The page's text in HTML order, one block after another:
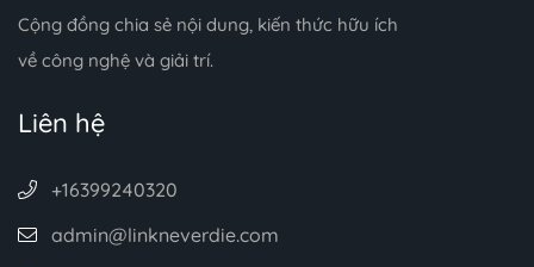
Cộng đồng chia sẻ nội dung, kiến thức hữu ích
về công nghệ và giải trí.
Liên hệ
+16399240320
admin@linkneverdie.com